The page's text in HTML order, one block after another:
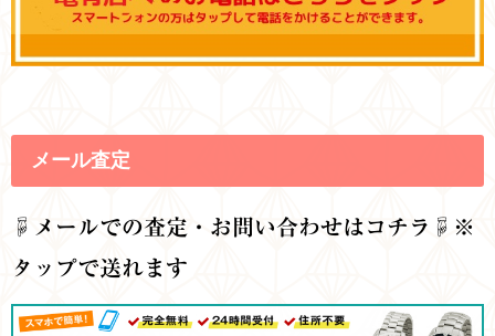
メール査定
☟ メールでの査定・お問い合わせはコチラ☟※
タップで送れます